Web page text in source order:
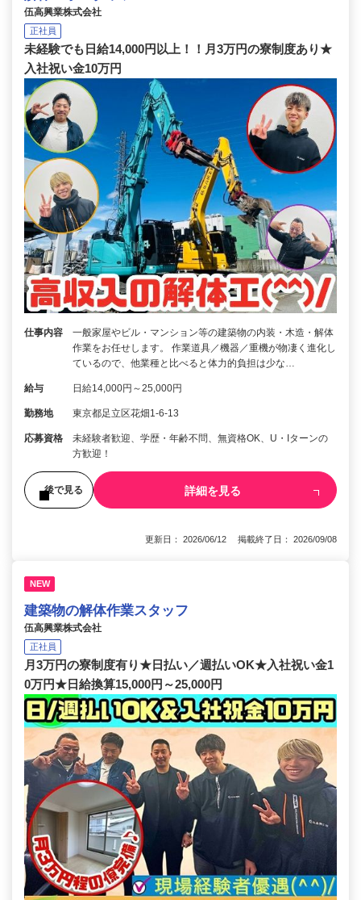
伍高興業株式会社
正社員
未経験でも日給14,000円以上！！月3万円の寮制度あり★
入社祝い金10万円
仕事内容
一般家屋やビル・マンション等の建築物の内装・木造・解体
作業をお任せします。 作業道具／機器／重機が物凄く進化し
ているので、他業種と比べると体力的負担は少な…
給与 日給14,000円～25,000円
勤務地 東京都足立区花畑1-6-13
応募資格
未経験者歓迎、学歴・年齢不問、無資格OK、U・Iターンの
方歓迎！
後で見る 詳細を見る
更新日： 2026/06/12 掲載終了日： 2026/09/08
NEW
建築物の解体作業スタッフ
伍高興業株式会社
正社員
月3万円の寮制度有り★日払い／週払いOK★入社祝い金1
0万円★日給換算15,000円～25,000円